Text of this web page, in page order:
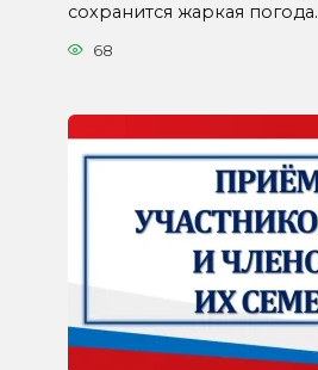
сохранится жаркая погода.
68